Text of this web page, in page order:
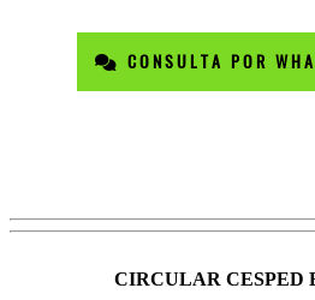
CONSULTA POR
CIRCULAR CESPED